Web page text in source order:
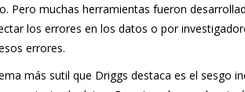
Pero muchas herramientas fueron
los errores en los datos o por
errores.
más sutil que Driggs destaca es el sesgo